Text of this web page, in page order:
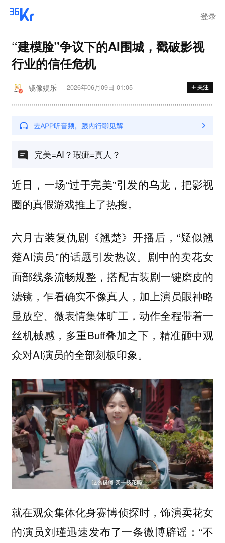
登录
“建模脸”争议下的AI围城，戳破影视
行业的信任危机
镜像娱乐 2026年06月09日 01:05
完美=AI？瑕疵=真人？
近日，一场“过于完美”引发的乌龙，把影视
圈的真假游戏推上了热搜。
六月古装复仇剧《翘楚》开播后，“疑似翘
楚AI演员”的话题引发热议。剧中的卖花女
面部线条流畅规整，搭配古装剧一键磨皮的
滤镜，乍看确实不像真人，加上演员眼神略
显放空、微表情集体旷工，动作全程带着一
丝机械感，多重Buff叠加之下，精准砸中观
众对AI演员的全部刻板印象。
就在观众集体化身赛博侦探时，饰演卖花女
的演员刘瑾迅速发布了一条微博辟谣：“不